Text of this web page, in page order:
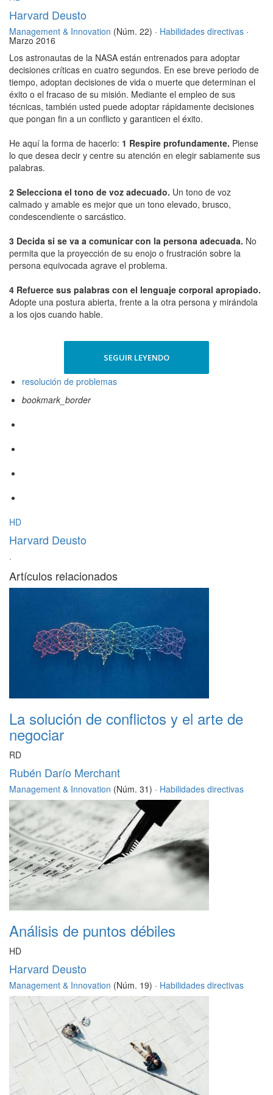
Harvard Deusto
Management & Innovation (Núm. 22) · Habilidades directivas ·
Marzo 2016
Los astronautas de la NASA están entrenados para adoptar
decisiones críticas en cuatro segundos. En ese breve periodo de
tiempo, adoptan decisiones de vida o muerte que determinan el
éxito o el fracaso de su misión. Mediante el empleo de sus
técnicas, también usted puede adoptar rápidamente decisiones
que pongan fin a un conflicto y garanticen el éxito.
He aquí la forma de hacerlo: 1 Respire profundamente. Piense
lo que desea decir y centre su atención en elegir sabiamente sus
palabras.
2 Selecciona el tono de voz adecuado. Un tono de voz
calmado y amable es mejor que un tono elevado, brusco,
condescendiente o sarcástico.
3 Decida si se va a comunicar con la persona adecuada. No
permita que la proyección de su enojo o frustración sobre la
persona equivocada agrave el problema.
4 Refuerce sus palabras con el lenguaje corporal apropiado.
Adopte una postura abierta, frente a la otra persona y mirándola
a los ojos cuando hable.
SEGUIR LEYENDO
resolución de problemas
bookmark_border
HD
Harvard Deusto
·
Artículos relacionados
La solución de conflictos y el arte de
negociar
RD
Rubén Darío Merchant
Management & Innovation (Núm. 31) · Habilidades directivas
Análisis de puntos débiles
HD
Harvard Deusto
Management & Innovation (Núm. 19) · Habilidades directivas